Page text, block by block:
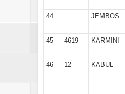
44
JEMBOS
45
4619 KARMINI
46
12 KABUL